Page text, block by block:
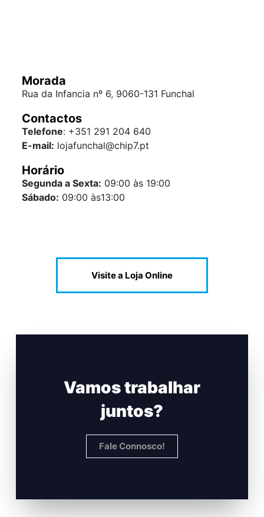
Morada
Rua da Infancia nº 6, 9060-131 Funchal
Contactos
Telefone: +351 291 204 640
E-mail: lojafunchal@chip7.pt
Horário
Segunda a Sexta: 09:00 às 19:00
Sábado: 09:00 às13:00
Visite a Loja Online
Vamos trabalhar
juntos?
Fale Connosco!